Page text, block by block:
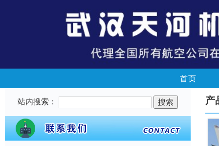
首页
站内搜索： 产